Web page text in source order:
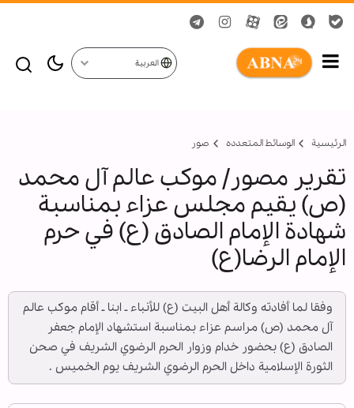
العربية
الرئيسية الوسائط المتعدده صور
تقرير مصور/ موکب عالم آل محمد
(ص) يقيم مجلس عزاء بمناسبة
شهادة الإمام الصادق (ع) في حرم
الإمام الرضا(ع)
وفقا لما أفادته وكالة أهل البيت (ع) للأنباء ـ ابنا ـ أقام موکب عالم
آل محمد (ص) مراسم عزاء بمناسبة استشهاد الإمام جعفر
الصادق (ع) بحضور خدام وزوار الحرم الرضوي الشریف في صحن
الثورة الإسلامیة داخل الحرم الرضوي الشریف يوم الخميس .